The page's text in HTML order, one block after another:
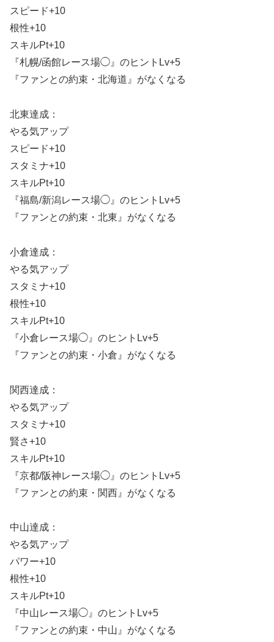
スピード+10
根性+10
スキルPt+10
『札幌/函館レース場◯』のヒントLv+5
『ファンとの約束・北海道』がなくなる
北東達成：
やる気アップ
スピード+10
スタミナ+10
スキルPt+10
『福島/新潟レース場◯』のヒントLv+5
『ファンとの約束・北東』がなくなる
小倉達成：
やる気アップ
スタミナ+10
根性+10
スキルPt+10
『小倉レース場◯』のヒントLv+5
『ファンとの約束・小倉』がなくなる
関西達成：
やる気アップ
スタミナ+10
賢さ+10
スキルPt+10
『京都/阪神レース場◯』のヒントLv+5
『ファンとの約束・関西』がなくなる
中山達成：
やる気アップ
パワー+10
根性+10
スキルPt+10
『中山レース場◯』のヒントLv+5
『ファンとの約束・中山』がなくなる